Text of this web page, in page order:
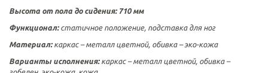
Высота от пола до сидения: 710 мм
Функционал:статичное положение, подставка для ног
Материал: каркас – металл цветной, обивка – эко-кожа
Варианты исполнения: каркас – металл цветной, обивка –